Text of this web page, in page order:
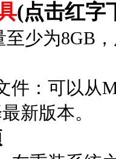
(点击红字
至少为8GB
件：可以从
新版本。